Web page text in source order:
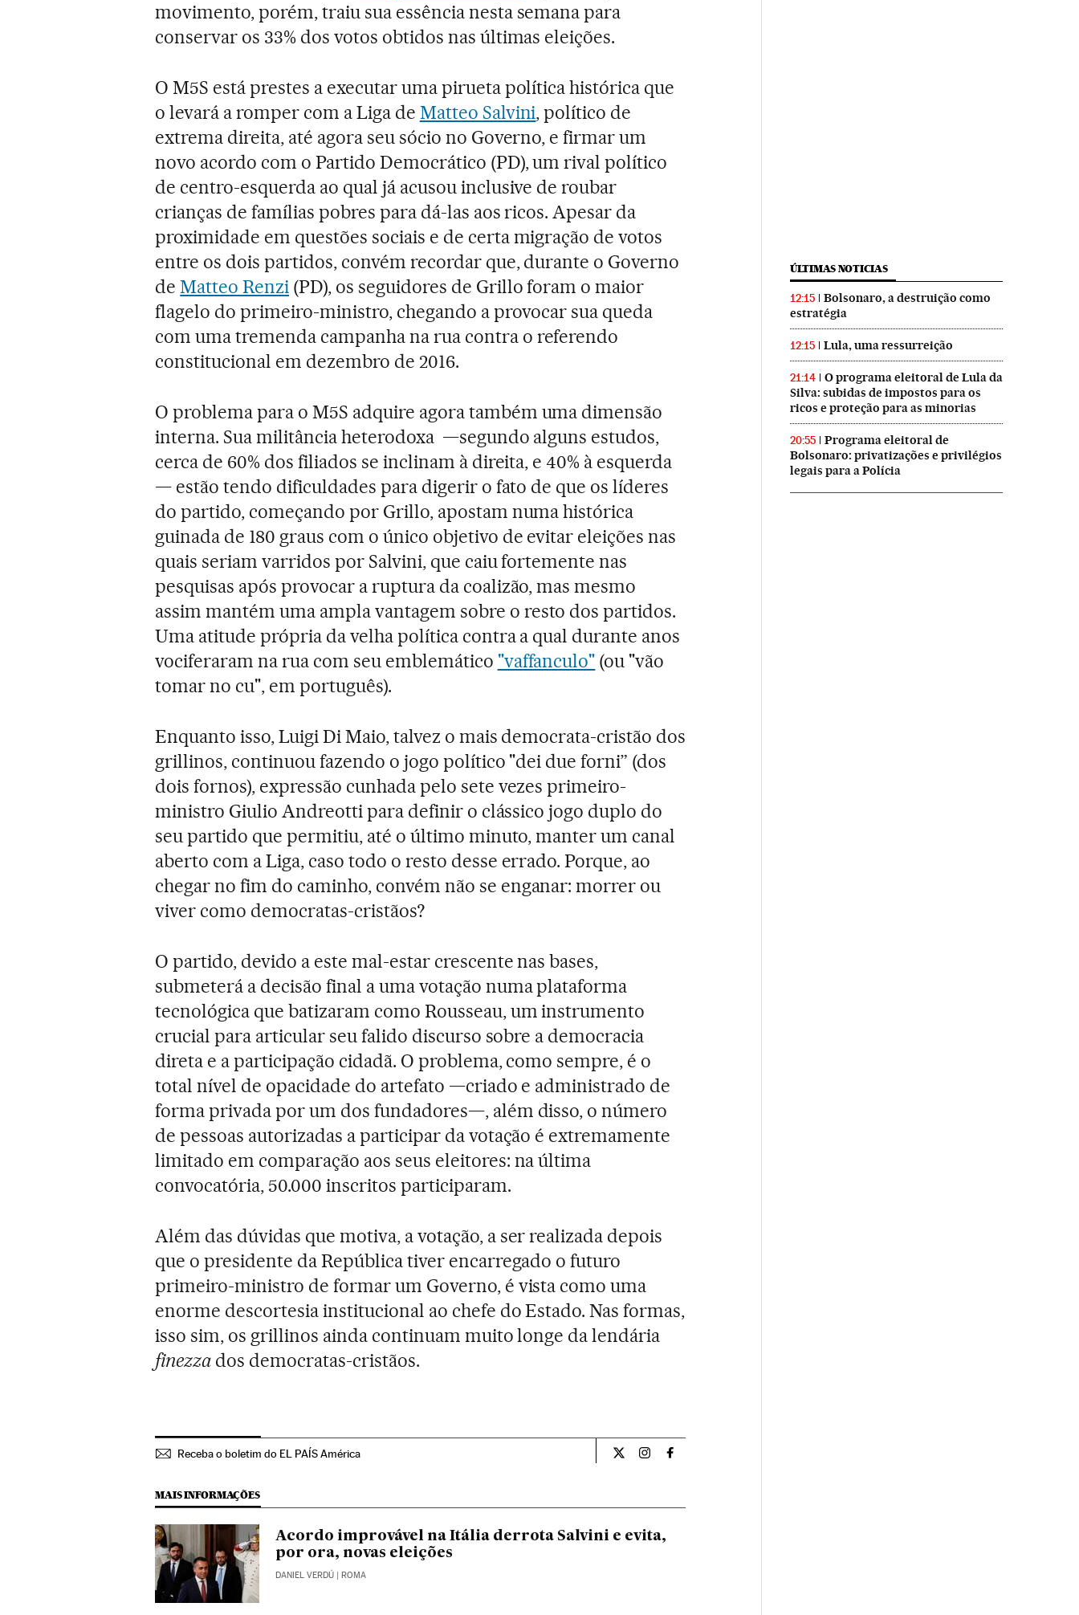
movimento, porém, traiu sua essência nesta semana para
conservar os 33% dos votos obtidos nas últimas eleições.
O M5S está prestes a executar uma pirueta política histórica que
o levará a romper com a Liga de Matteo Salvini, político de
extrema direita, até agora seu sócio no Governo, e firmar um
novo acordo com o Partido Democrático (PD), um rival político
de centro-esquerda ao qual já acusou inclusive de roubar
crianças de famílias pobres para dá-las aos ricos. Apesar da
proximidade em questões sociais e de certa migração de votos
entre os dois partidos, convém recordar que, durante o Governo
deMatteo Renzi (PD), os seguidores de Grillo foram o maior
flagelo do primeiro-ministro, chegando a provocar sua queda
com uma tremenda campanha na rua contra o referendo
constitucional em dezembro de 2016.
O problema para o M5S adquire agora também uma dimensão
interna. Sua militância heterodoxa —segundo alguns estudos,
cerca de 60% dos filiados se inclinam à direita, e 40% à esquerda
— estão tendo dificuldades para digerir o fato de que os líderes
do partido, começando por Grillo, apostam numa histórica
guinada de 180 graus com o único objetivo de evitar eleições nas
quais seriam varridos por Salvini, que caiu fortemente nas
pesquisas após provocar a ruptura da coalizão, mas mesmo
assim mantém uma ampla vantagem sobre o resto dos partidos.
Uma atitude própria da velha política contra a qual durante anos
vociferaram na rua com seu emblemático "vaffanculo" (ou "vão
tomar no cu", em português).
Enquanto isso, Luigi Di Maio, talvez o mais democrata-cristão dos
grillinos, continuou fazendo o jogo político "dei due forni” (dos
dois fornos), expressão cunhada pelo sete vezes primeiro-
ministro Giulio Andreotti para definir o clássico jogo duplo do
seu partido que permitiu, até o último minuto, manter um canal
aberto com a Liga, caso todo o resto desse errado. Porque, ao
chegar no fim do caminho, convém não se enganar: morrer ou
viver como democratas-cristãos?
O partido, devido a este mal-estar crescente nas bases,
submeterá a decisão final a uma votação numa plataforma
tecnológica que batizaram como Rousseau, um instrumento
crucial para articular seu falido discurso sobre a democracia
direta e a participação cidadã. O problema, como sempre, é o
total nível de opacidade do artefato —criado e administrado de
forma privada por um dos fundadores—, além disso, o número
de pessoas autorizadas a participar da votação é extremamente
limitado em comparação aos seus eleitores: na última
convocatória, 50.000 inscritos participaram.
Além das dúvidas que motiva, a votação, a ser realizada depois
que o presidente da República tiver encarregado o futuro
primeiro-ministro de formar um Governo, é vista como uma
enorme descortesia institucional ao chefe do Estado. Nas formas,
isso sim, os grillinos ainda continuam muito longe da lendária
finezza dos democratas-cristãos.
Receba o boletim do EL PAÍS América Internacional El País Brasil en Twitter
Internacional El País Brasil en Instagram
Internacional El País Brasil en Facebook
MAIS INFORMAÇÕES
Acordo improvável na Itália derrota Salvini e evita,
por ora, novas eleições
DANIEL VERDÚ | ROMA
ÚLTIMAS NOTICIAS
12:15
Bolsonaro, a destruição como
estratégia
12:15 Lula, uma ressurreição
21:14
O programa eleitoral de Lula da
Silva: subidas de impostos para os
ricos e proteção para as minorias
20:55
Programa eleitoral de
Bolsonaro: privatizações e privilégios
legais para a Polícia